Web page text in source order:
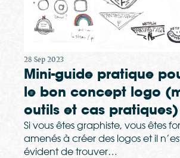
28 Sep 2023
Mini-guide pratique
le bon concept logo
outils et cas pratiques)
Si vous êtes graphiste, vous êtes
amenés à créer des logos et il
évident de trouver…